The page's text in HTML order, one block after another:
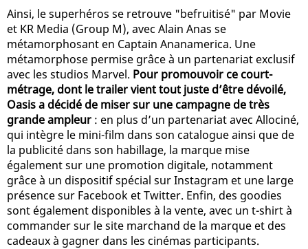
Ainsi, le superhéros se retrouve "befruitisé" par Movie
et KR Media (Group M), avec Alain Anas se
métamorphosant en Captain Ananamerica. Une
métamorphose permise grâce à un partenariat exclusif
avec les studios Marvel. Pour promouvoir ce court-
métrage, dont le trailer vient tout juste d’être dévoilé,
Oasis a décidé de miser sur une campagne de très
grande ampleur : en plus d’un partenariat avec Allociné,
qui intègre le mini-film dans son catalogue ainsi que de
la publicité dans son habillage, la marque mise
également sur une promotion digitale, notamment
grâce à un dispositif spécial sur Instagram et une large
présence sur Facebook et Twitter. Enfin, des goodies
sont également disponibles à la vente, avec un t-shirt à
commander sur le site marchand de la marque et des
cadeaux à gagner dans les cinémas participants.